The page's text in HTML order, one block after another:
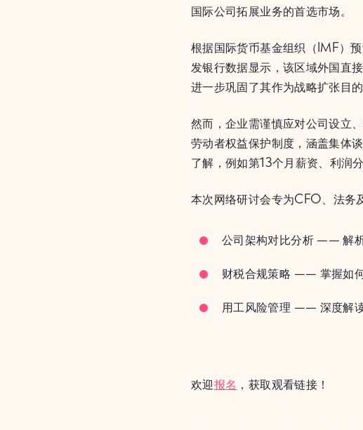
国际公司拓展业务的首选市场。
根据国际货币基金组织（IMF）
发银行数据显示，该区域外国直
进一步巩固了其作为战略扩张目的
然而，企业需谨慎应对公司设立
劳动者权益保护制度，涵盖集体
了解，例如第13个月薪资、利润
本次网络研讨会专为CFO、法务
公司架构对比分析 —— 解
财税合规策略 —— 掌握如
用工风险管理 —— 深度解
欢迎报名 ，获取观看链接！